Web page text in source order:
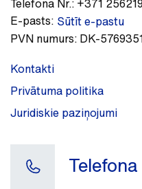
Telefona Nr.: +371
E-pasts: Sūtīt e-pastu
PVN numurs: DK-
Kontakti
Privātuma politika
Juridiskie paziņojumi
Telefona